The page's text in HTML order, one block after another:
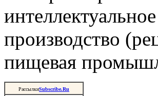
производство
пищевая
РассылкиSubscribe.Ru